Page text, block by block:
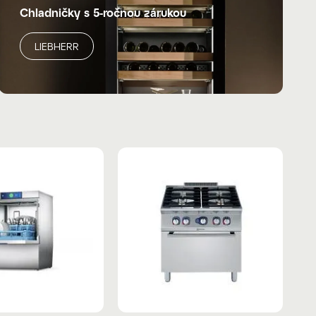
Chladničky s 5-ročnou zárukou
LIEBHERR